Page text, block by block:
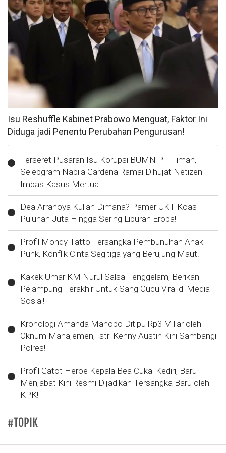
Isu Reshuffle Kabinet Prabowo Menguat, Faktor Ini
Diduga jadi Penentu Perubahan Pengurusan!
Terseret Pusaran Isu Korupsi BUMN PT Timah,
Selebgram Nabila Gardena Ramai Dihujat Netizen
Imbas Kasus Mertua
Dea Arranoya Kuliah Dimana? Pamer UKT Koas
Puluhan Juta Hingga Sering Liburan Eropa!
Profil Mondy Tatto Tersangka Pembunuhan Anak
Punk, Konflik Cinta Segitiga yang Berujung Maut!
Kakek Umar KM Nurul Salsa Tenggelam, Berikan
Pelampung Terakhir Untuk Sang Cucu Viral di Media
Sosial!
Kronologi Amanda Manopo Ditipu Rp3 Miliar oleh
Oknum Manajemen, Istri Kenny Austin Kini Sambangi
Polres!
Profil Gatot Heroe Kepala Bea Cukai Kediri, Baru
Menjabat Kini Resmi Dijadikan Tersangka Baru oleh
KPK!
#TOPIK